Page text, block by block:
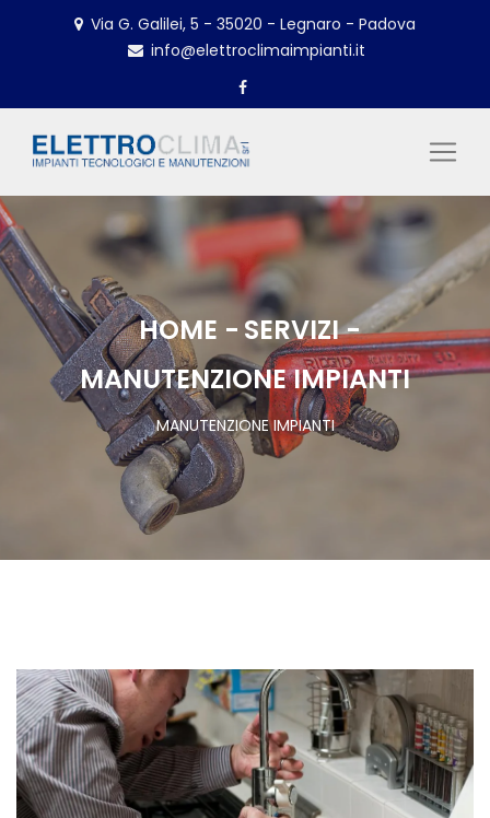
Via G. Galilei, 5 - 35020 - Legnaro - Padova
info@elettroclimaimpianti.it
HOME
SERVIZI
MANUTENZIONE IMPIANTI
MANUTENZIONE IMPIANTI